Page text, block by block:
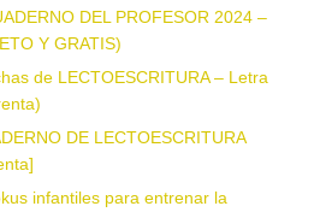
DEL PROFESOR 2024 –
Y GRATIS)
de LECTOESCRITURA – Letra
DE LECTOESCRITURA
infantiles para entrenar la